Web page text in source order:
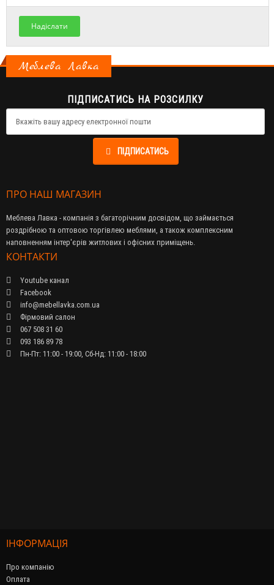
Надіслати
Меблева Лавка
ПІДПИСАТИСЬ НА РОЗСИЛКУ
ПІДПИСАТИСЬ
ПРО НАШ МАГАЗИН
Меблева Лавка - компанія з багаторічним досвідом, що займається
роздрібною та оптовою торгівлею меблями, а також комплексним
наповненням інтер'єрів житлових і офісних приміщень.
КОНТАКТИ
Youtube канал
Facebook
info@mebellavka.com.ua
Фірмовий салон
067 508 31 60
093 186 89 78
Пн-Пт: 11:00 - 19:00, Сб-Нд: 11:00 - 18:00
ІНФОРМАЦІЯ
Про компанію
Оплата